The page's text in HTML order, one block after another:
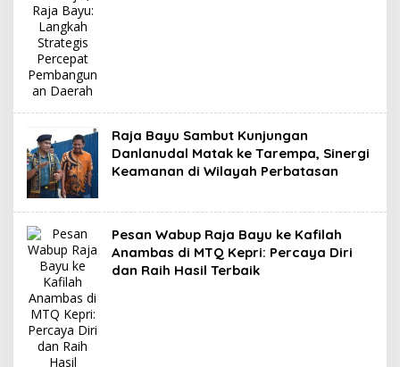
Raja Bayu Sambut Kunjungan
Danlanudal Matak ke Tarempa, Sinergi
Keamanan di Wilayah Perbatasan
Pesan Wabup Raja Bayu ke Kafilah
Anambas di MTQ Kepri: Percaya Diri
dan Raih Hasil Terbaik